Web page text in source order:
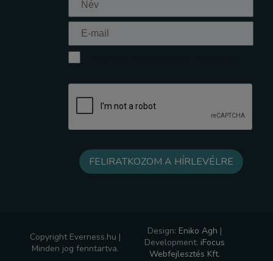
Copyright Everness.hu |
Minden jog fenntartva.
Design: Eniko Agh |
Development: iFocus
Webfejlesztés Kft.